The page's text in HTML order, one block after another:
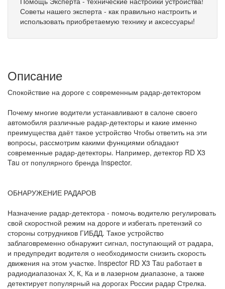
Советы нашего эксперта - как правильно настроить и
использовать приобретаемую технику и аксессуары!
Описание
Спокойствие на дороге с современным радар-детектором
Почему многие водители устанавливают в салоне своего
автомобиля различные радар-детекторы и какие именно
преимущества даёт такое устройство Чтобы ответить на эти
вопросы, рассмотрим какими функциями обладают
современные радар-детекторы. Например, детектор RD X3
Tau от популярного бренда Inspector.
ОБНАРУЖЕНИЕ РАДАРОВ
Назначение радар-детектора - помочь водителю регулировать
свой скоростной режим на дороге и избегать претензий со
стороны сотрудников ГИБДД. Такое устройство
заблаговременно обнаружит сигнал, поступающий от радара,
и предупредит водителя о необходимости снизить скорость
движения на этом участке. Inspector RD X3 Tau работает в
радиодиапазонах Х, К, Ка и в лазерном диапазоне, а также
детектирует популярный на дорогах России радар Стрелка.